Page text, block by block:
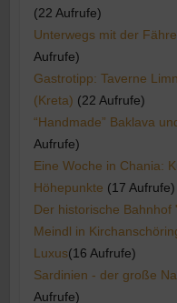
(22 Aufrufe)
Unterwegs mit der
Aufrufe)
Gastrotipp: Taverne
(Kreta) (22 Aufrufe)
“Handmade” Baklava
Aufrufe)
Eine Woche in Chania:
Höhepunkte (17 Aufrufe)
Der historische Bahnhof
Meindl in
Luxus​(16 Aufrufe)
Sardinien - der große
Aufrufe)